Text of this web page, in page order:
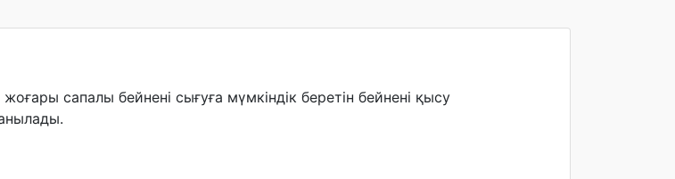
сапалы бейнені сығуға мүмкіндік беретін бейнені қысу